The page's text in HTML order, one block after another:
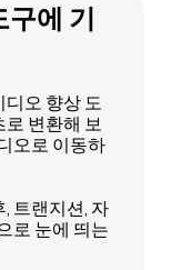
구에 기
오 향상 도
변환해 보
오로 이동하
트랜지션, 자
로 눈에 띄는